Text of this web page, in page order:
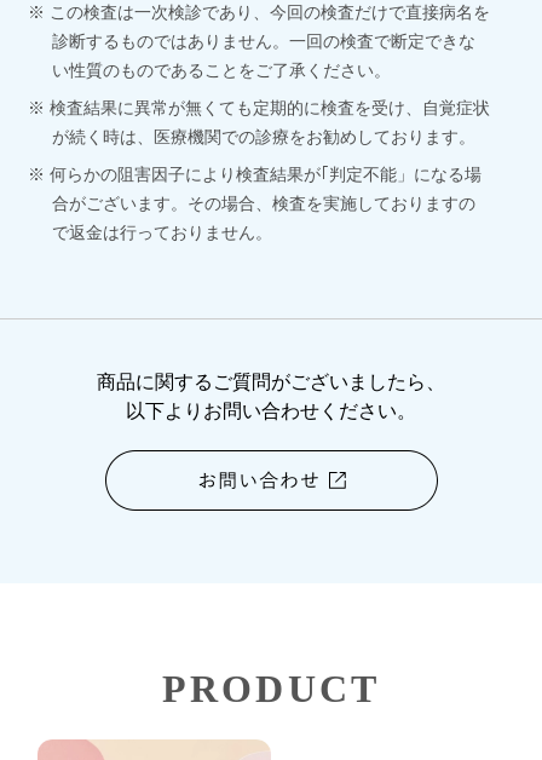
この検査は一次検診であり、今回の検査だけで直接病名を
診断するものではありません。一回の検査で断定できな
い性質のものであることをご了承ください。
検査結果に異常が無くても定期的に検査を受け、自覚症状
が続く時は、医療機関での診療をお勧めしております。
何らかの阻害因子により検査結果が｢判定不能」になる場
合がございます。その場合、検査を実施しておりますの
で返金は行っておりません。
商品に関するご質問がございましたら、
以下よりお問い合わせください。
PRODUCT